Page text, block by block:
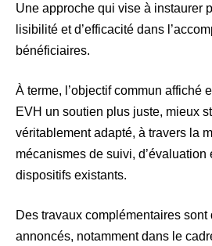
Une approche qui vise à instaurer
lisibilité et d’efficacité dans
bénéficiaires.
À terme, l’objectif commun affiché
EVH un soutien plus juste, mieux
véritablement adapté, à travers la
mécanismes de suivi, d’évaluation
dispositifs existants.
Des travaux complémentaires sont
annoncés, notamment dans le